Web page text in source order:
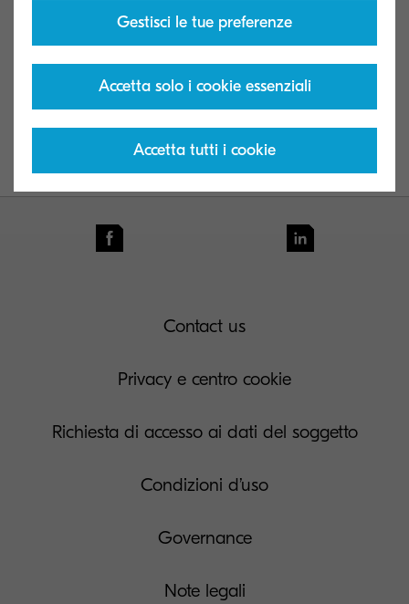
oscar.franzosi@dit.kyocera.com
Contattaci!
Contact us
Privacy e centro cookie
Richiesta di accesso ai dati del soggetto
Condizioni d’uso
Governance
Note legali
Gestisci le tue preferenze
Accetta solo i cookie essenziali
Accetta tutti i cookie